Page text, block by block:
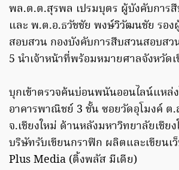
พล.ต.ต.สุรพล เปรมบุตร ผู้บังคับการ
และ พ.ต.อ.ธวัชชัย พงษ์วิวัฒนชัย รอ
สอบสวน กองบังคับการสืบสวนสอบสว
5 นำเจ้าหน้าที่พร้อมหมายศาลจังหวัดเ
บุกเข้าตรวจค้นบ่อนพนันออนไลน์แหล่
อาคารพาณิชย์ 3 ชั้น ซอยวัดอุโมงค์ ต.
จ.เชียงใหม่ ด้านหลังมหาวิทยาลัยเชีย
บริษัทรับเขียนกราฟิก ผลิตและเขียนเ
Plus Media (ติ้งพลัส มีเดีย)